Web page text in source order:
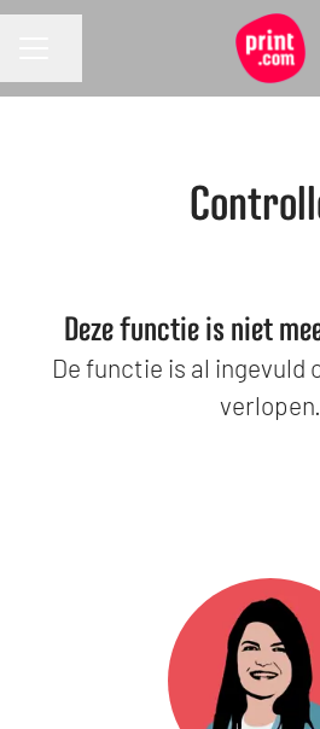
Deze functie is niet
De functie is al ingevuld
verlopen.